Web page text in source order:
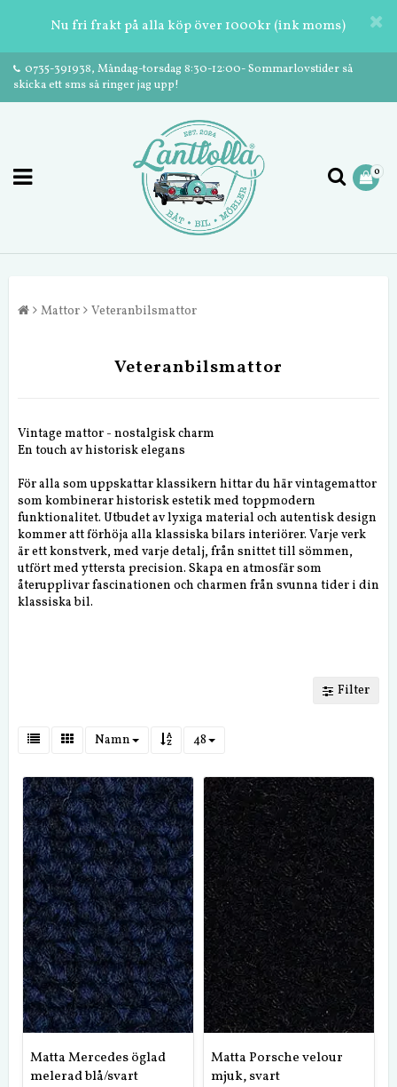
Nu fri frakt på alla köp över 1000kr (ink moms)
0735-391938, Måndag-torsdag 8:30-12:00- Sommarlovstider så
skicka ett sms så ringer jag upp!
0
Mattor Veteranbilsmattor
Veteranbilsmattor
Vintage mattor - nostalgisk charm
En touch av historisk elegans
För alla som uppskattar klassikern hittar du här vintagemattor
som kombinerar historisk estetik med toppmodern
funktionalitet. Utbudet av lyxiga material och autentisk design
kommer att förhöja alla klassiska bilars interiörer. Varje verk
är ett konstverk, med varje detalj, från snittet till sömmen,
utfört med yttersta precision. Skapa en atmosfär som
återupplivar fascinationen och charmen från svunna tider i din
klassiska bil.
Filter
Namn 48
Matta Mercedes öglad
melerad blå/svart
Matta Porsche velour
mjuk, svart